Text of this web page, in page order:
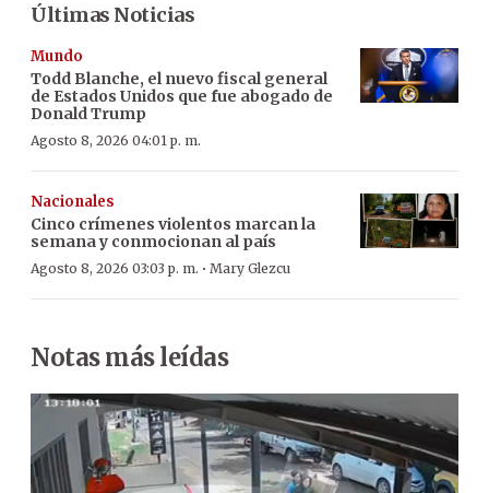
Últimas Noticias
Mundo
Todd Blanche, el nuevo fiscal general
de Estados Unidos que fue abogado de
Donald Trump
Agosto 8, 2026 04:01 p. m.
Nacionales
Cinco crímenes violentos marcan la
semana y conmocionan al país
Agosto 8, 2026 03:03 p. m. · Mary Glezcu
Notas más leídas